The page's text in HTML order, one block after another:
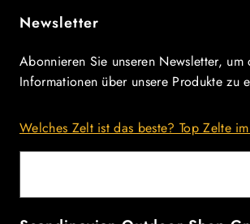
Newsletter
Abonnieren Sie unseren Newsletter, um
Informationen über unsere Produkte zu
Welches Zelt ist das beste? Top Zelte